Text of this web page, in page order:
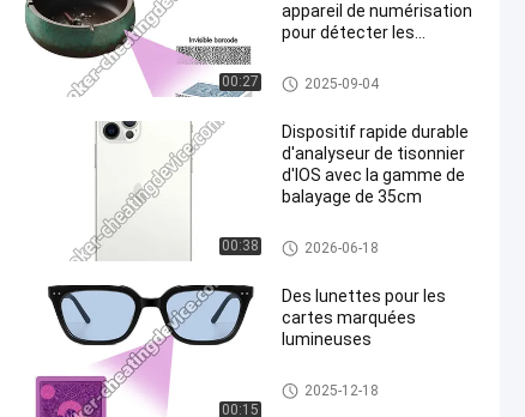
00:27
appareil de numérisation
pour détecter les
Dispositif de fraude de tisonni
er
2025-09-04
00:38
Dispositif rapide durable
d'analyseur de tisonnier
d'IOS avec la gamme de
balayage de 35cm
Dispositif d'analyseur de tison
nier
2026-06-18
00:15
Des lunettes pour les
cartes marquées
lumineuses
Cartes marquées Verres
2025-12-18